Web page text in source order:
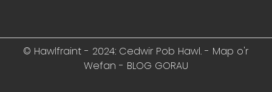
© Hawlfraint - 2024: Cedwir Pob Hawl. - Map o'r
Wefan - BLOG GORAU